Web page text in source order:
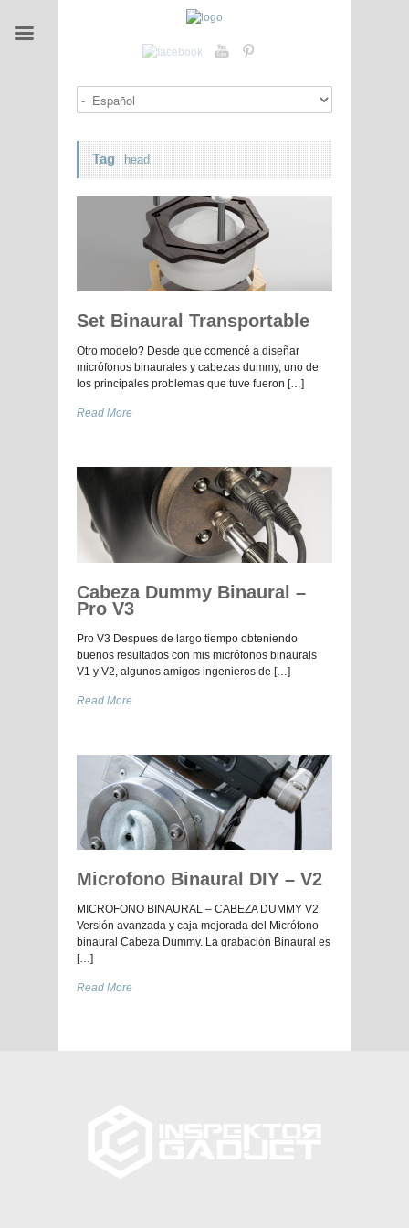
Tag head
Set Binaural Transportable
Otro modelo? Desde que comencé a diseñar
micrófonos binaurales y cabezas dummy, uno de
los principales problemas que tuve fueron […]
Read More
Cabeza Dummy Binaural –
Pro V3
Pro V3 Despues de largo tiempo obteniendo
buenos resultados con mis micrófonos binaurals
V1 y V2, algunos amigos ingenieros de […]
Read More
Microfono Binaural DIY – V2
MICROFONO BINAURAL – CABEZA DUMMY V2
Versión avanzada y caja mejorada del Micrófono
binaural Cabeza Dummy. La grabación Binaural es
[…]
Read More